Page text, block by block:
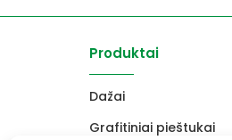
Produktai
Dažai
Grafitiniai pieštukai